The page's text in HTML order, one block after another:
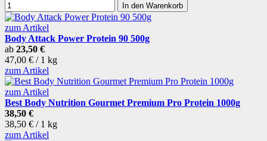
In den Warenkorb
zum Artikel
Body Attack Power Protein 90 500g
ab 23,50 €
47,00 € / 1 kg
zum Artikel
zum Artikel
Best Body Nutrition Gourmet Premium Pro Protein 1000g
38,50 €
38,50 € / 1 kg
zum Artikel